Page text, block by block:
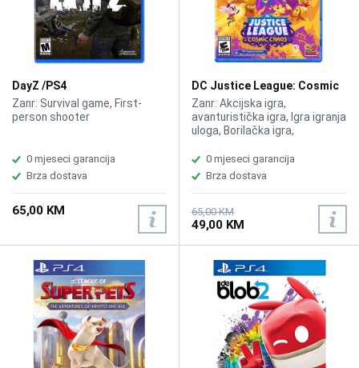
DayZ /PS4
Zanr: Survival game, First-
person shooter
0 mjeseci garancija
Brza dostava
65,00 KM
DC Justice League: Cosmic
Chaos /PS4
Zanr: Akcijska igra,
avanturistička igra, Igra igranja
uloga, Borilačka igra,
0 mjeseci garancija
Brza dostava
65,00 KM
49,00 KM